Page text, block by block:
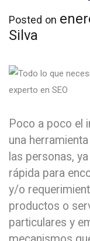
Posted on
Silva
Poco a poco el
una
las personas,
rápida para
y/o
productos o
particulares y